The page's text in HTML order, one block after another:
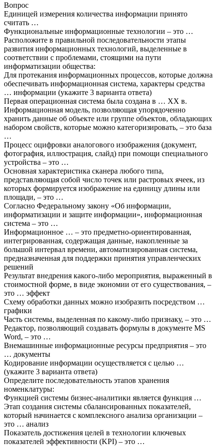
Вопрос
Единицей измерения количества информации принято
считать …
Функциональные информационные технологии – это …
Расположите в правильной последовательности этапы
развития информационных технологий, выделенные в
соответствии с проблемами, стоящими на пути
информатизации общества:
Для протекания информационных процессов, которые должна
обеспечивать информационная система, характеры средства
… информации (укажите 3 варианта ответа)
Первая операционная система была создана в … ХХ в.
Информационная модель, позволяющая упорядоченно
хранить данные об объекте или группе объектов, обладающих
набором свойств, которые можно категоризировать, – это база
…
Процесс оцифровки аналогового изображения (документ,
фотография, иллюстрация, слайд) при помощи специального
устройства – это …
Основная характеристика сканера любого типа,
представляющая собой число точек или растровых ячеек, из
которых формируется изображение на единицу длины или
площади, – это …
Согласно Федеральному закону «Об информации,
информатизации и защите информации», информационная
система – это …
Информационное … – это предметно-ориентированная,
интегрированная, содержащая данные, накопленные за
большой интервал времени, автоматизированная система,
предназначенная для поддержки принятия управленческих
решений
Результат внедрения какого-либо мероприятия, выраженный в
стоимостной форме, в виде экономии от его существования, –
это … эффект
Схему обработки данных можно изобразить посредством …
графики
Часть системы, выделенная по какому-либо признаку, – это …
Редактор, позволяющий создавать формулы в документе MS
Word, – это …
Внемашинные информационные ресурсы предприятия – это
… документы
Кодирование информации осуществляется с целью …
(укажите 3 варианта ответа)
Определите последовательность этапов хранения
номенклатуры:
Функцией системы бизнес-аналитики является функция …
Этап создания системы сбалансированных показателей,
который начинается с комплексного анализа организации –
это … анализ
Показатель достижения целей в технологии ключевых
показателей эффективности (KPI) – это …